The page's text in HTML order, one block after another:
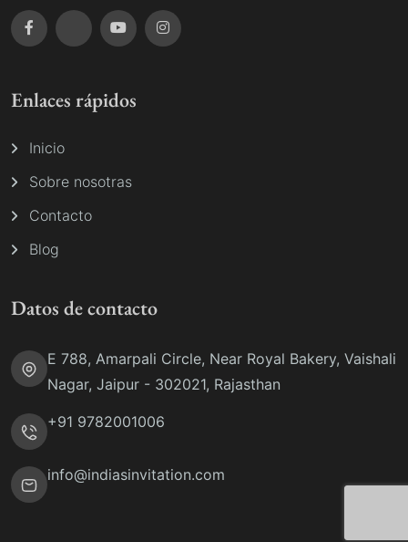
Enlaces rápidos
Inicio
Sobre nosotras
Contacto
Blog
Datos de contacto
E 788, Amarpali Circle, Near Royal Bakery, Vaishali
Nagar, Jaipur - 302021, Rajasthan
+91 9782001006
info@indiasinvitation.com